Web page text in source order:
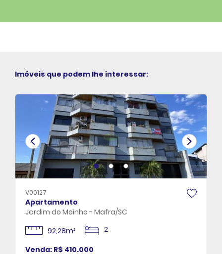
Imóveis que podem lhe interessar:
V00127
Apartamento
Jardim do Moinho - Mafra/SC
92,28m²
2
Venda: R$ 410.000